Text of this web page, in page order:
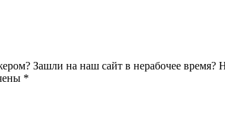
Зашли на наш сайт в нерабочее
*